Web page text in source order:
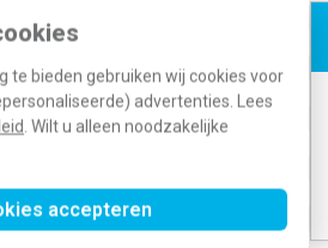
te bieden gebruiken wij cookies voor
advertenties. Lees
. Wilt u alleen noodzakelijke
accepteren
Nee
Ja
Geen
Nee